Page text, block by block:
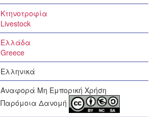
Κτηνοτροφία
Livestock
Ελλάδα
Greece
Ελληνικά
Αναφορά Μη Εμπορική Χρήση
Παρόμοια Δανομή